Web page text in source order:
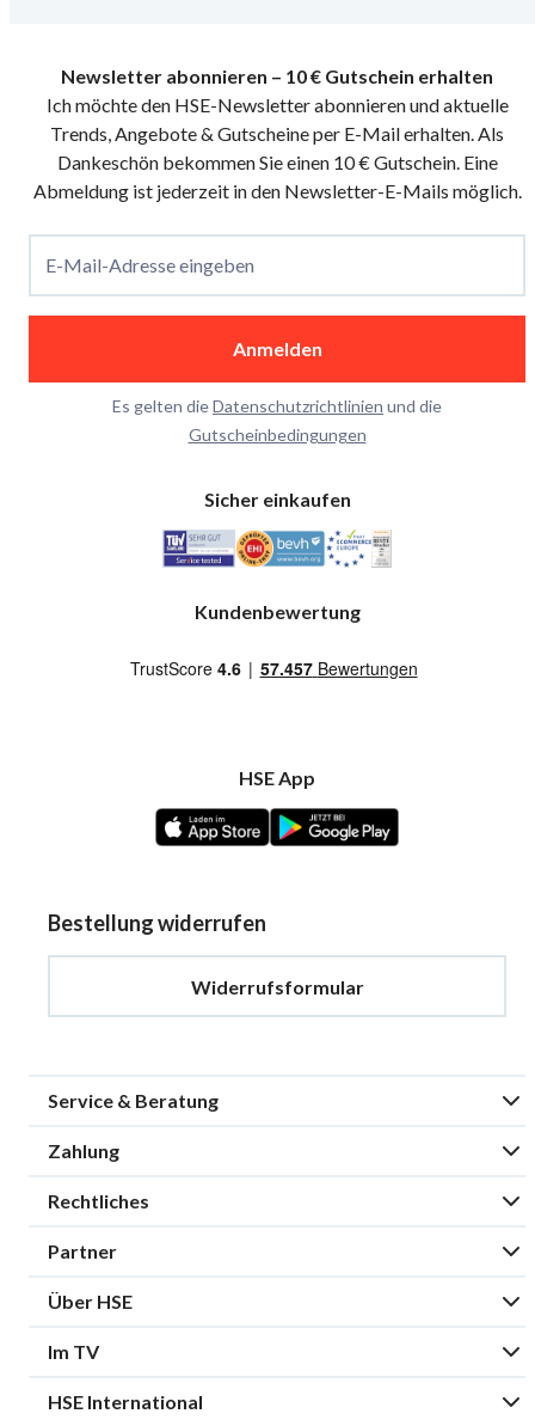
Newsletter abonnieren – 10 € Gutschein erhalten
Ich möchte den HSE-Newsletter abonnieren und aktuelle
Trends, Angebote & Gutscheine per E-Mail erhalten. Als
Dankeschön bekommen Sie einen 10 € Gutschein. Eine
Abmeldung ist jederzeit in den Newsletter-E-Mails möglich.
E-Mail-Adresse eingeben
Anmelden
Es gelten dieDatenschutzrichtlinien und die
Gutscheinbedingungen
Sicher einkaufen
Kundenbewertung
HSE App
Bestellung widerrufen
Widerrufsformular
Service & Beratung
Zahlung
Rechtliches
Partner
Über HSE
Im TV
HSE International